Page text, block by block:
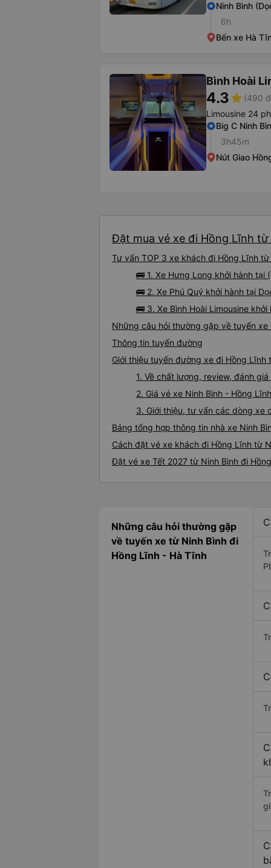
Ninh Bình
6h
Bến xe Hà
Bình Hoài
4.3star (490
Limousine 24
Big C Ninh
3h45m
Nút Giao
Đặt mua vé xe đi Hồng Lĩnh
Tư vấn TOP 3 xe khách đi Hồng Lĩnh
🚌 1. Xe Hưng Long khởi hành tại
🚌 2. Xe Phú Quý khởi hành tại
🚌 3. Xe Bình Hoài Limousine
Những câu hỏi thường gặp về tuyến xe
Thông tin tuyến đường
Giới thiệu tuyến đường xe đi Hồng Lĩnh
1. Về chất lượng, review, đánh
2. Giá vé xe Ninh Bình - Hồng Lĩnh
3. Giới thiệu, tư vấn các dòng xe
Bảng tổng hợp thông tin nhà xe Ninh
Cách đặt vé xe khách đi Hồng Lĩnh từ
Đặt vé xe Tết 2027 từ Ninh Bình đi
Những câu hỏi thường gặp
về tuyến xe từ Ninh Bình đi
Hồng Lĩnh - Hà Tĩnh